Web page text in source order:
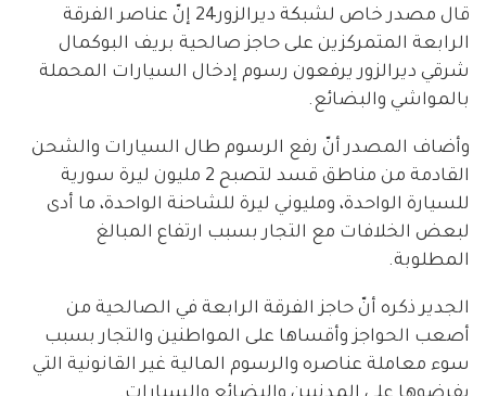
قال مصدر خاص لشبكة ديرالزور24 إنّ عناصر الفرقة
الرابعة المتمركزين على حاجز صالحية بريف البوكمال
شرقي ديرالزور يرفعون رسوم إدخال السيارات المحملة
بالمواشي والبضائع.
وأضاف المصدر أنّ رفع الرسوم طال السيارات والشحن
القادمة من مناطق قسد لتصبح 2 مليون ليرة سورية
للسيارة الواحدة، ومليوني ليرة للشاحنة الواحدة، ما أدى
لبعض الخلافات مع التجار بسبب ارتفاع المبالغ
المطلوبة.
الجدير ذكره أنّ حاجز الفرقة الرابعة في الصالحية من
أصعب الحواجز وأقساها على المواطنين والتجار بسبب
سوء معاملة عناصره والرسوم المالية غير القانونية التي